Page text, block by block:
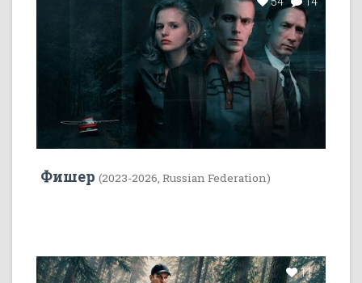
Фишер (2023-2026, Russian Federation)
11